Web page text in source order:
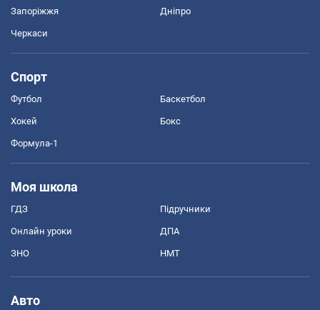
Запоріжжя Дніпро
Черкаси
Спорт
Футбол Баскетбол
Хокей Бокс
Формула-1
Моя школа
ГДЗ Підручники
Онлайн уроки ДПА
ЗНО НМТ
Авто